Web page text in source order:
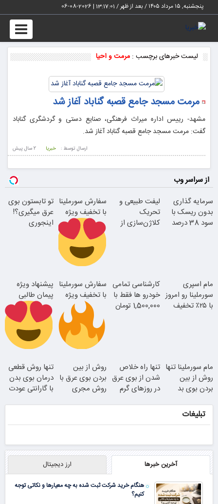
پنجشنبه, ۱۵ مرداد ۱۴۰۵ / بعد از ظهر / 13:17:02
|
2026-08-06
Toggle
لیست خبرهای برچسب : مرمت و احیا
مرمت مسجد جامع قصبه گناباد آغاز شد
مشهد- رییس اداره میراث فرهنگی، صنایع دستی و گردشگری گناباد
گفت: مرمت مسجد جامع قصبه گناباد آغاز شد.
2 سال پيش ارسال توسط : خبریا
از سراسر وب
سرمایه گذاری
بدون ریسک با
سود 38 درصد
لیفت طبیعی و
تحریک
کلاژن‌سازی از
جوان شو
سفارش سورملینا
با تخفیف ویژه
2 دقیقه!
تو تابستون بوی
عرق میگیری؟!
اینجوری
مام اسپری
سورملینا رو امروز
با ۲۵٪ تخفیف
کارشناسی تمامی
خودرو ها فقط با
1,500,000 تومان
سفارش سورملینا
با تخفیف ویژه
محدود!!!!
پیشنهاد ویژه
پیمان طالبی
با تخفیف ویژه
مام سورملینا تنها
روش از بین
بردن بوی بد
و مشاوره بگیر)
تنها راه خلاص
شدن از بوی عرق
در روزهای گرم
فیلم رو ببین
روش از بین
بردن بوی عرق با
روش مجری
تنها روش قطعی
درمان بوی بدن
با گارانتی عودت
همین الان ببین
تبلیغات
آخرین خبرها ارز دیجیتال
هنگام خرید شرکت ثبت شده به چه معیارها و نکاتی توجه
کنیم؟